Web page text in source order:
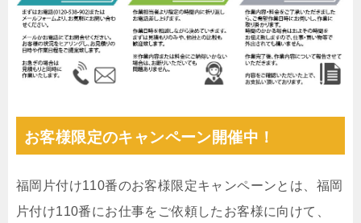
お客様限定のキャンペーン開催中！
福岡片付け110番のお客様限定キャンペーンとは、福岡
片付け110番にお仕事をご依頼したお客様に向けて、